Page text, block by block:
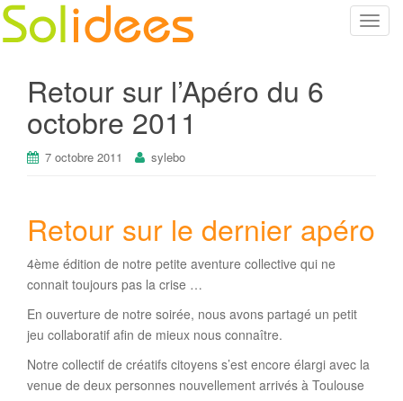
T
g
Retour sur l’Apéro du 6
octobre 2011
7 octobre 2011 sylebo
Retour sur le dernier apéro
4ème édition de notre petite aventure collective qui ne
connait toujours pas la crise …
En ouverture de notre soirée, nous avons partagé un petit
jeu collaboratif afin de mieux nous connaître.
Notre collectif de créatifs citoyens s’est encore élargi avec la
venue de deux personnes nouvellement arrivés à Toulouse